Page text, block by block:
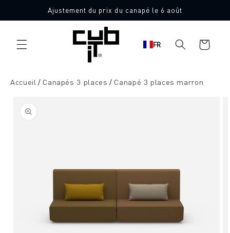
directement
au contenu
Ajustement du prix du canapé le 6 août
FR
Panier
d'achat
Accueil Canapés 3 places Canapé 3 places marron
l'information
sur le
produit
Fabriqué en Allemagne 🖤